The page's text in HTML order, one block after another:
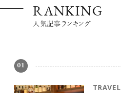
RANKING
人気記事ランキング
01
TRAVEL